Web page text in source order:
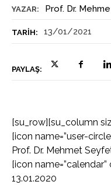
YAZAR: Prof. Dr.
TARIH: 13/01/2021
PAYLAŞ:
[su_row][su_column
[icon name=”user-
Prof. Dr. Mehmet
[icon name=”calendar”
13.01.2020